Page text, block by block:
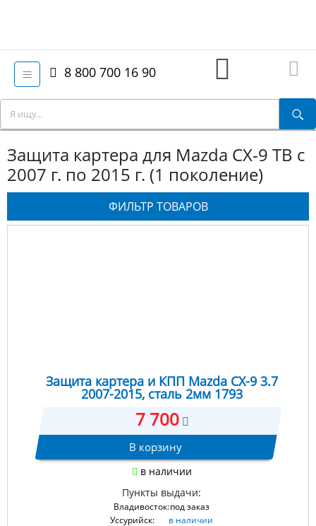
8 800 700 16 90
Защита картера для Mazda CX-9 TB с
2007 г. по 2015 г. (1 поколение)
ФИЛЬТР ТОВАРОВ
Защита картера и КПП Mazda CX-9 3.7
2007-2015, сталь 2мм 1793
7 700
В корзину
в наличии
Пункты выдачи:
Владивосток:под заказ
Уссурийск:
в наличии